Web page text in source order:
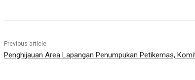
Previous article
Penghijauan Area Lapangan Penumpukan Petikemas,